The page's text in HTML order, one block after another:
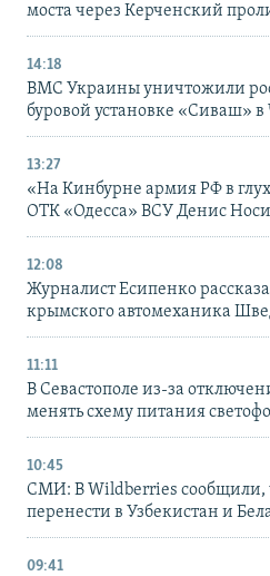
моста через Керченский
14:18
ВМС Украины уничтожили
буровой установке «Сиваш»
13:27
«На Кинбурне армия РФ в
ОТК «Одесса» ВСУ Денис
12:08
Журналист Есипенко
крымского автомеханика
11:11
В Севастополе из-за
менять схему питания
10:45
СМИ: В Wildberries сообщили,
перенести в Узбекистан и
09:41